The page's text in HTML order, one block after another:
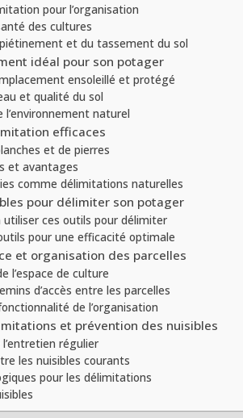
pour l’organisation
des cultures
et du tassement du sol
idéal pour son potager
ensoleillé et protégé
et qualité du sol
l’environnement naturel
efficaces
et de pierres
et avantages
comme délimitations naturelles
pour délimiter son potager
ces outils pour délimiter
pour une efficacité optimale
et organisation des parcelles
l’espace de culture
d’accès entre les parcelles
de l’organisation
et prévention des nuisibles
régulier
les nuisibles courants
pour les délimitations